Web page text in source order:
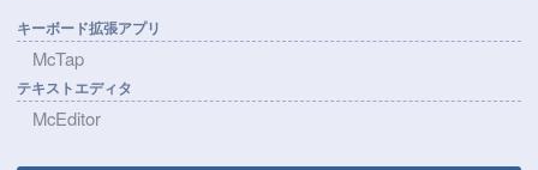
キーボード拡張アプリ
McTap
テキストエディタ
McEditor